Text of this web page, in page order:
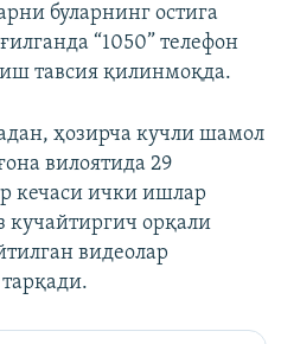
буларнинг остига
“1050” телефон
тавсия қилинмоқда.
ҳозирча кучли шамол
вилоятида 29
кечаси ички ишлар
кучайтиргич орқали
видеолар